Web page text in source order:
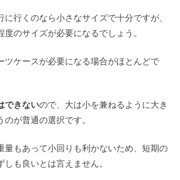
行くのなら小さなサイズで十分ですが、
のサイズが必要になるでしょう。
ツケースが必要になる場合がほとんどで
できないので、大は小を兼ねるように大き
が普通の選択です。
量もあって小回りも利かないため、短期の
も良いとは言えません。